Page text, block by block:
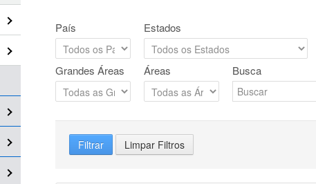
País Estados
Grandes Áreas Áreas Busca
Filtrar Limpar Filtros